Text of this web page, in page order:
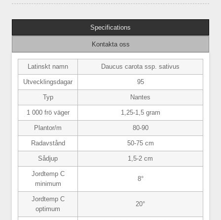
Specifications
Kontakta oss
Latinskt namn Daucus carota ssp. sativus
Utvecklingsdagar 95
Typ Nantes
1 000 frö väger 1,25-1,5 gram
Plantor/m 80-90
Radavstånd 50-75 cm
Sådjup 1,5-2 cm
Jordtemp C
minimum
8°
Jordtemp C
optimum
20°